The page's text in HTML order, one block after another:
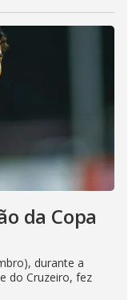
da Copa
durante a
do Cruzeiro, fez